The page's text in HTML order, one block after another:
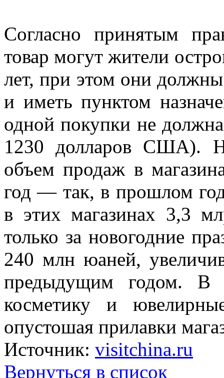
Согласно принятым
товар могут жители
лет, при этом они
и иметь пунктом
одной покупки не
1230 долларов США).
объем продаж в
год — так, в прошлом
в этих магазинах 3,3
только за новогодние
240 млн юаней,
предыдущим годом. В
косметику и
опустошая прилавки
Источник: visitchina.ru
Вернуться в список